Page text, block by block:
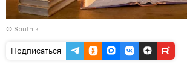
© Sputnik
Подписаться